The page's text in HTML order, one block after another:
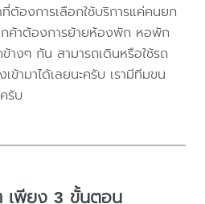
ต้องการเลือกใช้บริการแค่คนยก
ค้าต้องการย้ายห้องพัก หอพัก
างๆ กัน สามารถเดินหรือใช้รถ
ข้ามาได้เลยนะครับ เรามีทีมขน
รับ
เพียง 3 ขั้นตอน